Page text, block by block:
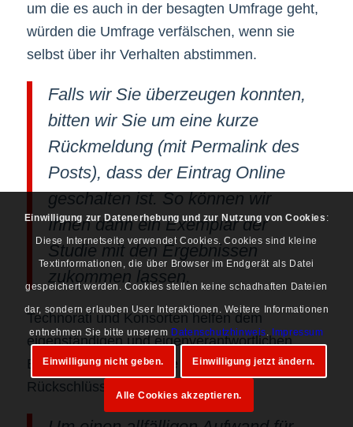
um die es auch in der besagten Umfrage geht,
würden die Umfrage verfälschen, wenn sie
selbst über ihr Verhalten abstimmen.
Falls wir Sie überzeugen konnten,
bitten wir Sie um eine kurze
Rückmeldung (mit Permalink des
Posts), dass der Eintrag Online
geschalten ist. So können wir
Ihnen dann ein Exemplar der
Studie mit den Ergebnissen
zukommen lassen.
Technorati und Konsorten helfen dem
eigenständigen und eigenverantwortlichen
Betreiber einer Umfrage diese nötigen
Rückschlüsse zu ziehen.
Einwilligung zur Datenerhebung und zur Nutzung von Cookies :
Diese Internetseite verwendet Cookies. Cookies sind kleine
Textinformationen, die über Browser im Endgerät als Datei
gespeichert werden. Cookies stellen keine schadhaften Dateien
dar, sondern erlauben User Interaktionen. Weitere Informationen
entnehmen Sie bitte unserem Datenschutzhinweis. Impressum
Einwilligung nicht geben. Einwilligung jetzt ändern.
Alle Cookies akzeptieren.